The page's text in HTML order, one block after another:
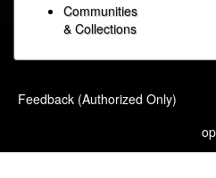
Communities
& Collections
Feedback (Authorized Only)